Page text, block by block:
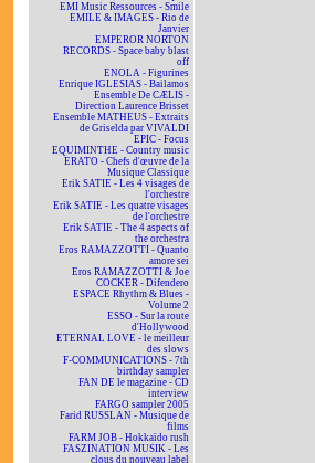
EMI Music Ressources - Smile
EMILE & IMAGES - Rio de
Janvier
EMPEROR NORTON
RECORDS - Space baby blast
off
ENOLA - Figurines
Enrique IGLESIAS - Bailamos
Ensemble De CÆLIS -
Direction Laurence Brisset
Ensemble MATHEUS - Extraits
de Griselda par VIVALDI
EPIC - Focus
EQUIMINTHE - Country music
ERATO - Chefs d'œuvre de la
Musique Classique
Erik SATIE - Les 4 visages de
l'orchestre
Erik SATIE - Les quatre visages
de l'orchestre
Erik SATIE - The 4 aspects of
the orchestra
Eros RAMAZZOTTI - Quanto
amore sei
Eros RAMAZZOTTI & Joe
COCKER - Difendero
ESPACE Rhythm & Blues -
Volume 2
ESSO - Sur la route
d'Hollywood
ETERNAL LOVE - le meilleur
des slows
F-COMMUNICATIONS - 7th
birthday sampler
FAN DE le magazine - CD
interview
FARGO sampler 2005
Farid RUSSLAN - Musique de
films
FARM JOB - Hokkaïdo rush
FASZINATION MUSIK - Les
clous du nouveau label